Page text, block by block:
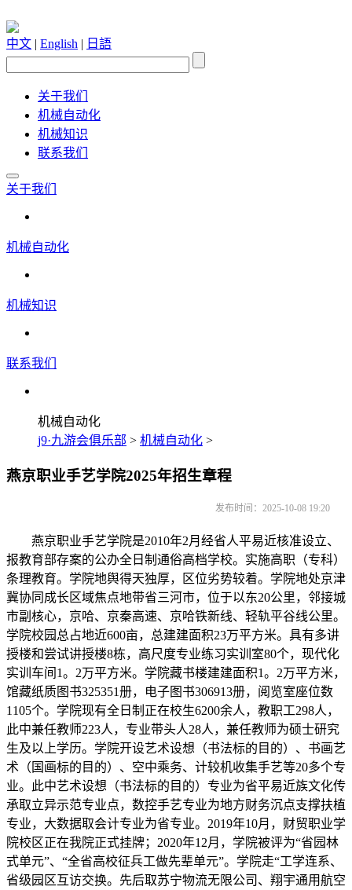
中文 | English | 日語
关于我们
机械自动化
机械知识
联系我们
关于我们
机械自动化
机械知识
联系我们
机械自动化
j9·九游会俱乐部 > 机械自动化 >
燕京职业手艺学院2025年招生章程
发布时间：2025-10-08 19:20
燕京职业手艺学院是2010年2月经省人平易近核准设立、
报教育部存案的公办全日制通俗高档学校。实施高职（专科）
条理教育。学院地舆得天独厚，区位劣势较着。学院地处京津
冀协同成长区域焦点地带省三河市，位于以东20公里，邻接城
市副核心，京哈、京秦高速、京哈铁新线、轻轨平谷线公里。
学院校园总占地近600亩，总建建面积23万平方米。具有多讲
授楼和尝试讲授楼8栋，高尺度专业练习实训室80个，现代化
实训车间1。2万平方米。学院藏书楼建建面积1。2万平方米，
馆藏纸质图书325351册，电子图书306913册，阅览室座位数
1105个。学院现有全日制正在校生6200余人，教职工298人，
此中兼任教师223人，专业带头人28人，兼任教师为硕士研究
生及以上学历。学院开设艺术设想（书法标的目的）、书画艺
术（国画标的目的）、空中乘务、计较机收集手艺等20多个专
业。此中艺术设想（书法标的目的）专业为省平易近族文化传
承取立异示范专业点，数控手艺专业为地方财务沉点支撑扶植
专业，大数据取会计专业为省专业。2019年10月，财贸职业学
院校区正在我院正式挂牌；2020年12月，学院被评为“省园林
式单元”、“全省高校征兵工做先辈单元”。学院走“工学连系、
省级园区互访交换。先后取苏宁物流无限公司、翔宇通用航空